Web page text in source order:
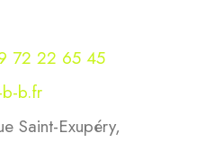
72 22 65 45
b-b.fr
Saint-Exupéry,